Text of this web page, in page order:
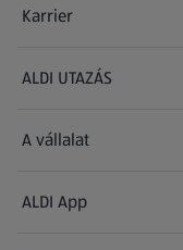
Karrier
(új oldalon nyílik meg)
ALDI UTAZÁS
(új oldalon nyílik meg)
A vállalat
ALDI App